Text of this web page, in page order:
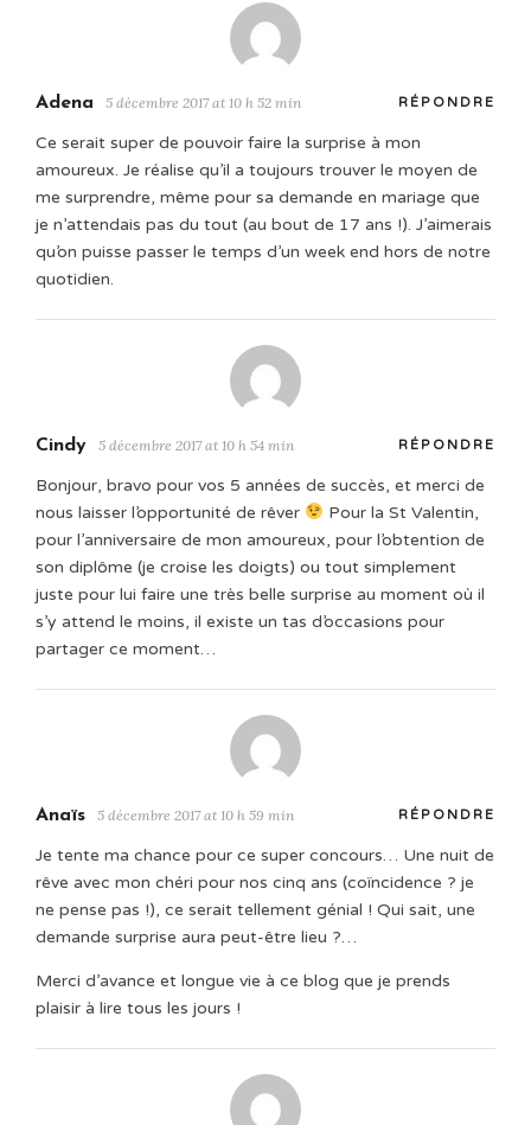
Adena 5 décembre 2017 at 10 h 52 min RÉPONDRE
Ce serait super de pouvoir faire la surprise à mon
amoureux. Je réalise qu’il a toujours trouver le moyen de
me surprendre, même pour sa demande en mariage que
je n’attendais pas du tout (au bout de 17 ans !). J’aimerais
qu’on puisse passer le temps d’un week end hors de notre
quotidien.
Cindy 5 décembre 2017 at 10 h 54 min RÉPONDRE
Bonjour, bravo pour vos 5 années de succès, et merci de
nous laisser l’opportunité de rêver
Pour la St Valentin,
pour l’anniversaire de mon amoureux, pour l’obtention de
son diplôme (je croise les doigts) ou tout simplement
juste pour lui faire une très belle surprise au moment où il
s’y attend le moins, il existe un tas d’occasions pour
partager ce moment…
Anaïs 5 décembre 2017 at 10 h 59 min RÉPONDRE
Je tente ma chance pour ce super concours… Une nuit de
rêve avec mon chéri pour nos cinq ans (coïncidence ? je
ne pense pas !), ce serait tellement génial ! Qui sait, une
demande surprise aura peut-être lieu ?…
Merci d’avance et longue vie à ce blog que je prends
plaisir à lire tous les jours !